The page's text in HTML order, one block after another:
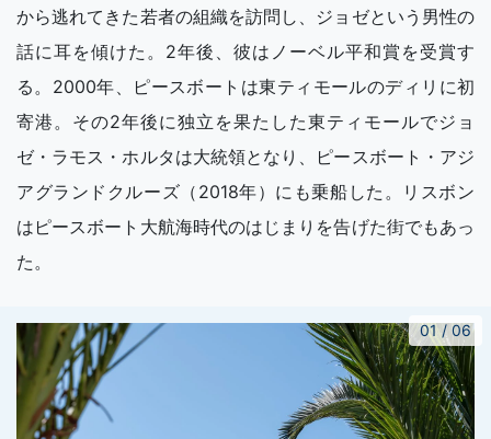
から逃れてきた若者の組織を訪問し、ジョゼという男性の
話に耳を傾けた。2年後、彼はノーベル平和賞を受賞す
る。2000年、ピースボートは東ティモールのディリに初
寄港。その2年後に独立を果たした東ティモールでジョ
ゼ・ラモス・ホルタは大統領となり、ピースボート・アジ
アグランドクルーズ（2018年）にも乗船した。リスボン
はピースボート大航海時代のはじまりを告げた街でもあっ
た。
01 / 06